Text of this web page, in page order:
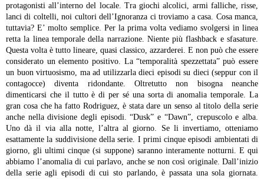
protagonisti all’interno del locale. Tra giochi alcolici, armi falliche, risse,
lanci di coltelli, noi cultori dell’Ignoranza ci troviamo a casa. Cosa manca,
tuttavia? E’ molto semplice. Per la prima volta vediamo svolgersi in linea
retta la linea temporale della narrazione. Niente più flashback e sfasature.
Questa volta è tutto lineare, quasi classico, azzarderei. E non può che essere
considerato un elemento positivo. La “temporalità spezzettata” può essere
un buon virtuosismo, ma ad utilizzarla dieci episodi su dieci (seppur con il
contagocce) diventa ridondante. Oltretutto non bisogna neanche
dimenticarsi che il tutto è di per sé una sorta di anomalia temporale. La
gran cosa che ha fatto Rodriguez, è stata dare un senso al titolo della serie
anche nella divisione degli episodi. “Dusk” e “Dawn”, crepuscolo e alba.
Uno dà il via alla notte, l’altra al giorno. Se li invertiamo, otteniamo
esattamente la suddivisione della serie. I primi cinque episodi ambientati di
giorno, gli ultimi cinque (si suppone) saranno interamente notturni. E qui
abbiamo l’anomalia di cui parlavo, anche se non così originale. Dall’inizio
della serie agli episodi di cui sto parlando, è passata una sola giornata.